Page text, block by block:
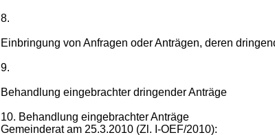
8.
Einbringung von Anfragen oder Anträgen, deren
9.
Behandlung eingebrachter dringender Anträge
10. Behandlung eingebrachter Anträge
Gemeinderat am 25.3.2010 (Zl. I-OEF/2010):